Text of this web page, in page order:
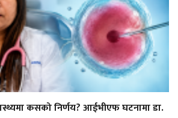
कसको निर्णय? आईभीएफ घटनामा डा.